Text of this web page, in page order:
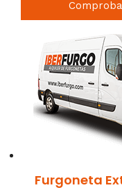
Furgoneta